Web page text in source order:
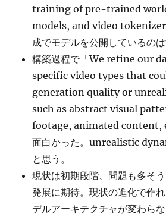
training of pre-trained
models, and video
成でモデルを公開しているのは
構築過程で「We refine our
specific video types that
generation quality or
such as abstract visual
footage, animated content,
面白かった。unrealistic
と思う。
現状は初期段階、問題も多そ
発展に期待。現状の進化で作
デルアーキテクチャが変わら